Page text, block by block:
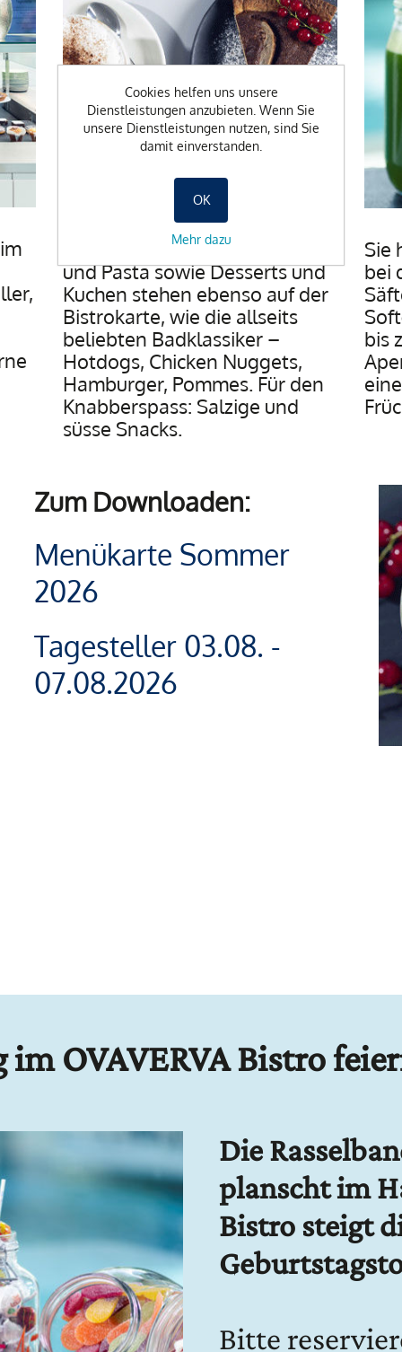
Knackfrische Salate, Suppen
und Pasta sowie Desserts und
Kuchen stehen ebenso auf der
Bistrokarte, wie die allseits
beliebten Badklassiker –
Hotdogs, Chicken Nuggets,
Hamburger, Pommes. Für den
Knabberspass: Salzige und
süsse Snacks.
Sie
bei
bis
Zum Downloaden:
Menükarte Sommer
2026
Tagesteller 03.08. -
07.08.2026
OVAVERVA Bistro
Die
planscht im
Bistro steigt
Bitte
Cookies helfen uns unsere
Dienstleistungen anzubieten. Wenn Sie
unsere Dienstleistungen nutzen, sind Sie
damit einverstanden.
OK
Mehr dazu